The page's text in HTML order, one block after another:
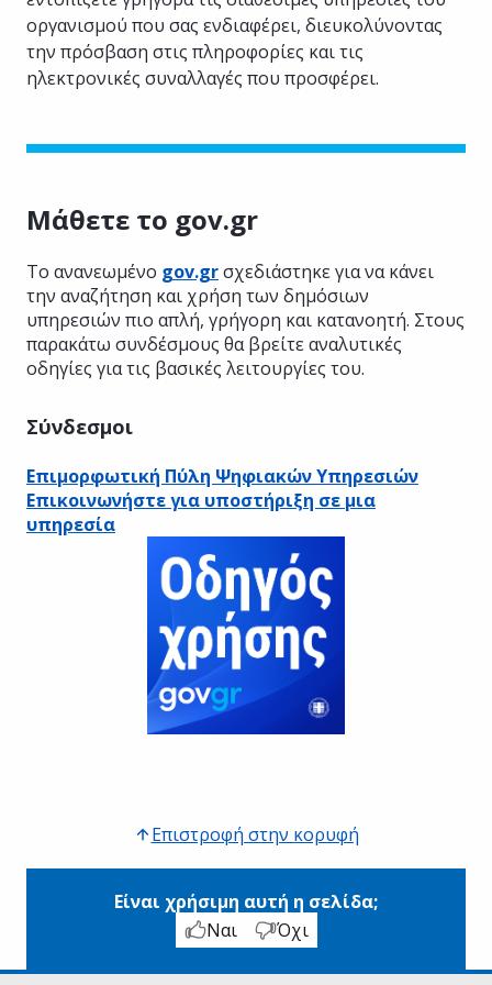
οργανισμού που σας ενδιαφέρει, διευκολύνοντας
την πρόσβαση στις πληροφορίες και τις
ηλεκτρονικές συναλλαγές που προσφέρει.
Μάθετε το gov.gr
Το ανανεωμένο gov.grσχεδιάστηκε για να κάνει
την αναζήτηση και χρήση των δημόσιων
υπηρεσιών πιο απλή, γρήγορη και κατανοητή. Στους
παρακάτω συνδέσμους θα βρείτε αναλυτικές
οδηγίες για τις βασικές λειτουργίες του.
Σύνδεσμοι
Επιμορφωτική Πύλη Ψηφιακών Υπηρεσιών
Επικοινωνήστε για υποστήριξη σε μια
υπηρεσία
Επιστροφή στην κορυφή
Είναι χρήσιμη αυτή η σελίδα;
Ναι
Όχι